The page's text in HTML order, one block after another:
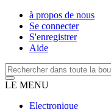
à propos de nous
Se connecter
S'enregistrer
Aide
LE MENU
Electronique